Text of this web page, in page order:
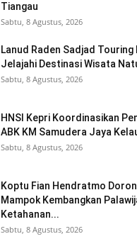
Tiangau
Sabtu, 8 Agustus, 2026
Lanud Raden Sadjad Touring
Jelajahi Destinasi Wisata
Sabtu, 8 Agustus, 2026
HNSI Kepri Koordinasikan
ABK KM Samudera Jaya
Sabtu, 8 Agustus, 2026
Koptu Fian Hendratmo
Mampok Kembangkan
Ketahanan...
Sabtu, 8 Agustus, 2026